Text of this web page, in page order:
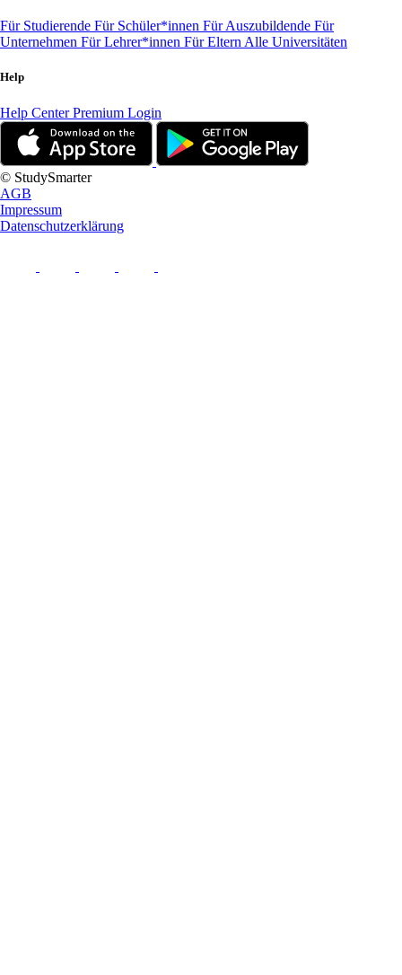
Für Studierende Für Schüler*innen Für Auszubildende Für
Unternehmen Für Lehrer*innen Für Eltern Alle Universitäten
Help
Help CenterPremium Login
© StudySmarter
AGB
Impressum
Datenschutzerklärung